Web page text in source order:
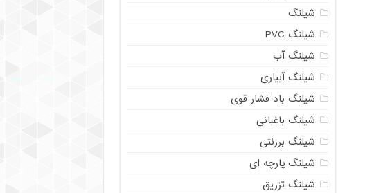
شیلنگ
شیلنگ PVC
شیلنگ آب
شیلنگ آبیاری
شیلنگ باد فشار قوی
شیلنگ باغبانی
شیلنگ برزنتی
شیلنگ پارچه‌ ای
شیلنگ تزریق